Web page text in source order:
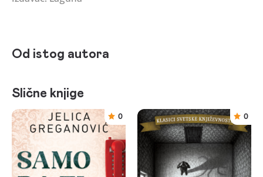
Od istog autora
Slične knjige
0
0